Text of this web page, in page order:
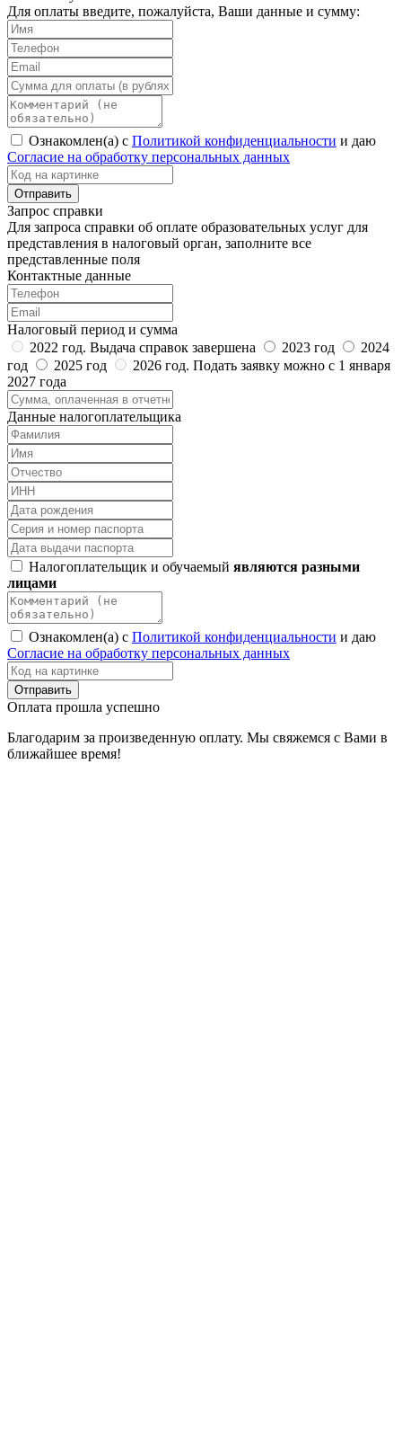
Для оплаты введите, пожалуйста, Ваши данные и сумму:
Ознакомлен(а) с Политикой конфиденциальности и даю
Согласие на обработку персональных данных
Запрос справки
Для запроса справки об оплате образовательных услуг для
представления в налоговый орган, заполните все
представленные поля
Контактные данные
Налоговый период и сумма
2022 год. Выдача справок завершена
2023 год
2024
год
2025 год
2026 год. Подать заявку можно с 1 января
2027 года
Данные налогоплательщика
Налогоплательщик и обучаемый являются разными
лицами
Ознакомлен(а) с Политикой конфиденциальности и даю
Согласие на обработку персональных данных
Оплата прошла успешно
Благодарим за произведенную оплату. Мы свяжемся с Вами в
ближайшее время!